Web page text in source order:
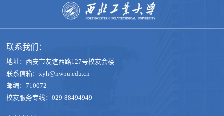
为各位返校校友提供以下服务：1、聚会期间
在学校电子屏打欢迎词；2、提供聚会横幅、
学校校徽、往返....
联系我们：
地址：西安市友谊西路127号校友会楼
联系信箱：xyh@nwpu.edu.cn
邮编：710072
校友服务专线：029-88494949